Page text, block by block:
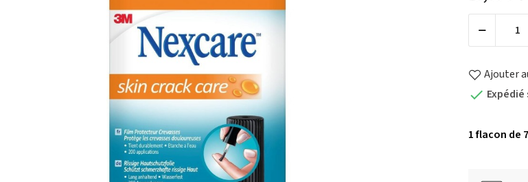
Ajouter
 Expédié
1 flacon de